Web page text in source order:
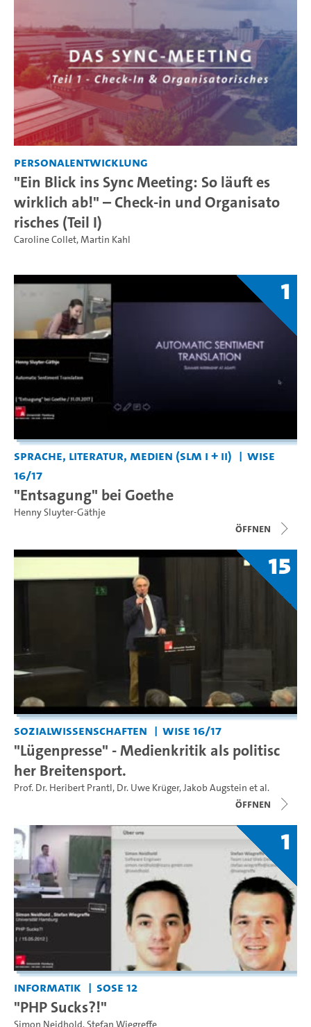
Personalentwicklung
"Ein Blick ins Sync Meeting: So läuft es
wirklich ab!" – Check-in und Organisato
risches (Teil I)
Caroline Collet,Martin Kahl
1
Sprache, Literatur, Medien (SLM I + II)
WiSe
16/17
"Entsagung" bei Goethe
Henny Sluyter-Gäthje
Öffnen
15
Sozialwissenschaften WiSe 16/17
"Lügenpresse" - Medienkritik als politisc
her Breitensport.
Prof. Dr. Heribert Prantl, Dr. Uwe Krüger,Jakob Augstein et al.
Öffnen
1
Informatik SoSe 12
"PHP Sucks?!"